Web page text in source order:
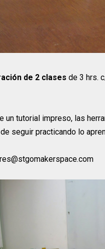
de 2 clases de 3 hrs.
un tutorial impreso, las
seguir practicando lo